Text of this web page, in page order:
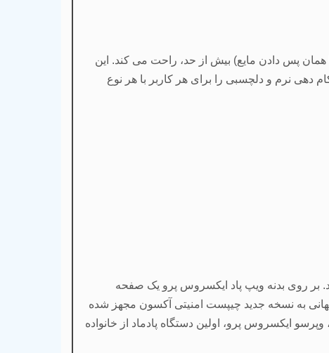
همان پس دادن مایع) بیش از حد، راحت می کند. این
دهی نرم و دلچسبی را برای هر کاربر با هر نوع
بر روی بدنه ویپ پاد ایکسروس پرو یک صفحه
به نسخه جدید چیپست امنیتی آکسون مجهز شده
ایکسروس پرو، اولین دستگاه پادماد از خانواده